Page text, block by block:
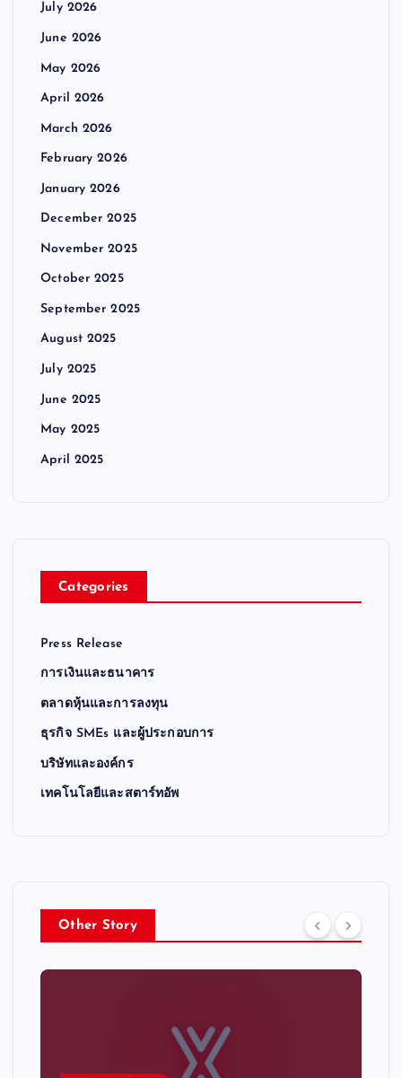
July 2026
June 2026
May 2026
April 2026
March 2026
February 2026
January 2026
December 2025
November 2025
October 2025
September 2025
August 2025
July 2025
June 2025
May 2025
April 2025
Categories
Press Release
การเงินและธนาคาร
ตลาดหุ้นและการลงทุน
ธุรกิจ SMEs และผู้ประกอบการ
บริษัทและองค์กร
เทคโนโลยีและสตาร์ทอัพ
Other Story